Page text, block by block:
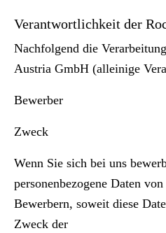
Verantwortlichkeit der
Nachfolgend die
Austria GmbH (alleinige
Bewerber
Zweck
Wenn Sie sich bei uns
personenbezogene Daten
Bewerbern, soweit diese
Zweck der